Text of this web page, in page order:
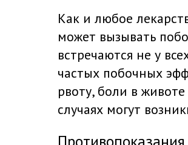
Как и любое
может вызывать
встречаются не у
частых побочных
рвоту, боли в
случаях могут